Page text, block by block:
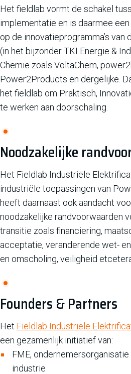
Het fieldlab vormt de schakel
implementatie en is daarmee
op de innovatieprogramma’s van
(in het bijzonder TKI Energie &
Chemie zoals VoltaChem,
Power2Products en dergelijke.
het fieldlab om Praktisch,
te werken aan doorschaling.
Noodzakelijke
Het Fieldlab Industriële
industriële toepassingen van
heeft daarnaast ook aandacht
noodzakelijke randvoorwaarden
transitie zoals financiering,
acceptatie, veranderende wet-
en omscholing, veiligheid
Founders & Partners
Het Fieldlab Industriële
een gezamenlijk initiatief van:
FME,
industrie